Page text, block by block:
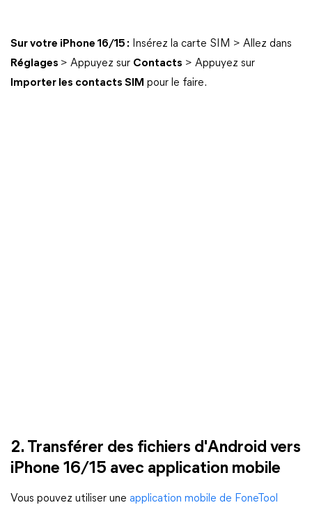
Sur votre iPhone 16/15 : Insérez la carte SIM > Allez dans
Réglages > Appuyez sur Contacts > Appuyez sur
Importer les contacts SIM pour le faire.
2. Transférer des fichiers d'Android vers
iPhone 16/15 avec application mobile
Vous pouvez utiliser une application mobile de FoneTool